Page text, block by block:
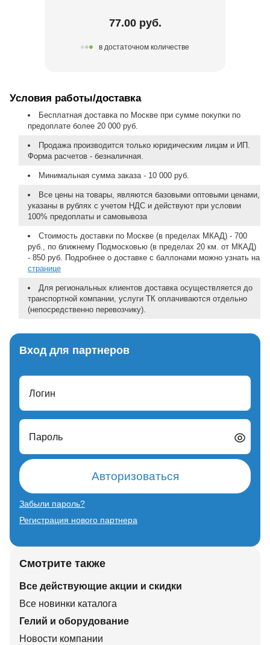
77.00 руб.
в достаточном количестве
Условия работы/доставка
Бесплатная доставка по Москве при сумме покупки по
предоплате более 20 000 руб.
Продажа производится только юридическим лицам и ИП.
Форма расчетов - безналичная.
Минимальная сумма заказа - 10 000 руб.
Все цены на товары, являются базовыми оптовыми ценами,
указаны в рублях с учетом НДС и действуют при условии
100% предоплаты и самовывоза
Стоимость доставки по Москве (в пределах МКАД) - 700
руб., по ближнему Подмосковью (в пределах 20 км. от МКАД)
- 850 руб. Подробнее о доставке с баллонами можно узнать на
странице
Для региональных клиентов доставка осуществляется до
транспортной компании, услуги ТК оплачиваются отдельно
(непосредственно перевозчику).
Вход для партнеров
Логин
Пароль
Авторизоваться
Забыли пароль?
Регистрация нового партнера
Смотрите также
Все действующие акции и скидки
Все новинки каталога
Гелий и оборудование
Новости компании